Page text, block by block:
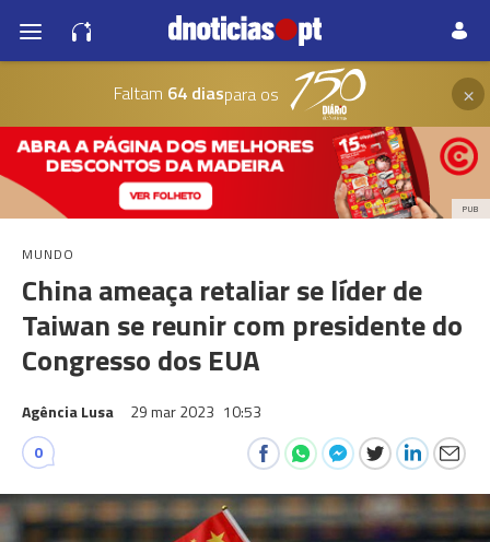
Faltam 64 diaspara os ×
PUB
MUNDO
China ameaça retaliar se líder de
Taiwan se reunir com presidente do
Congresso dos EUA
Agência Lusa 29 mar 2023 10:53
0